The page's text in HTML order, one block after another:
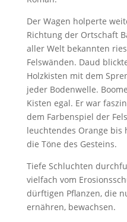
Der Wagen holperte
Richtung der Ortschaft
aller Welt bekannten
Felswänden. Daud
Holzkisten mit dem
jeder Bodenwelle.
Kisten egal. Er war
dem Farbenspiel der
leuchtendes Orange bis
die Töne des Gesteins.
Tiefe Schluchten
vielfach vom
dürftigen Pflanzen, die
ernähren, bewachsen.